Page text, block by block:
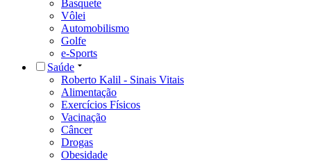
Basquete
Vôlei
Automobilismo
Golfe
e-Sports
Saúde
Roberto Kalil - Sinais Vitais
Alimentação
Exercícios Físicos
Vacinação
Câncer
Drogas
Obesidade